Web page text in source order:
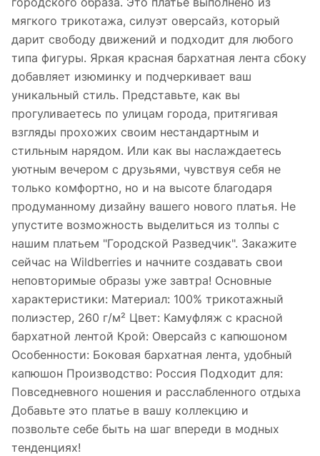
мягкого трикотажа, силуэт оверсайз, который
дарит свободу движений и подходит для любого
типа фигуры. Яркая красная бархатная лента сбоку
добавляет изюминку и подчеркивает ваш
уникальный стиль. Представьте, как вы
прогуливаетесь по улицам города, притягивая
взгляды прохожих своим нестандартным и
стильным нарядом. Или как вы наслаждаетесь
уютным вечером с друзьями, чувствуя себя не
только комфортно, но и на высоте благодаря
продуманному дизайну вашего нового платья. Не
упустите возможность выделиться из толпы с
нашим платьем "Городской Разведчик". Закажите
сейчас на Wildberries и начните создавать свои
неповторимые образы уже завтра! Основные
характеристики: Материал: 100% трикотажный
полиэстер, 260 г/м² Цвет: Камуфляж с красной
бархатной лентой Крой: Оверсайз с капюшоном
Особенности: Боковая бархатная лента, удобный
капюшон Производство: Россия Подходит для:
Повседневного ношения и расслабленного отдыха
Добавьте это платье в вашу коллекцию и
позвольте себе быть на шаг впереди в модных
тенденциях!